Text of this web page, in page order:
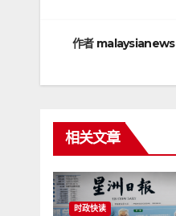
导
作者
相关文章
时政快读